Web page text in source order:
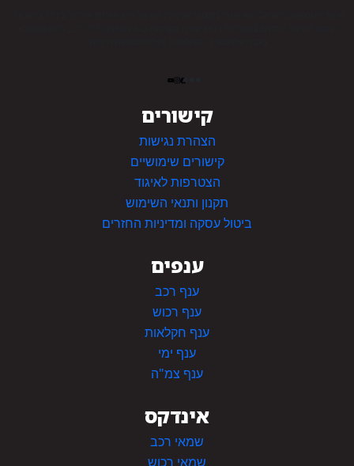
קישורים
הצהרת נגישות
קישורים שימושיים
הצטרפות לאיגוד
תקנון ותנאי השימוש
ביטול עסקה ומדיניות החזרים
ענפים
ענף רכב
ענף רכוש
ענף חקלאות
ענף ימי
ענף צמ"ה
אינדקס
שמאי רכב
שמאי רכוש